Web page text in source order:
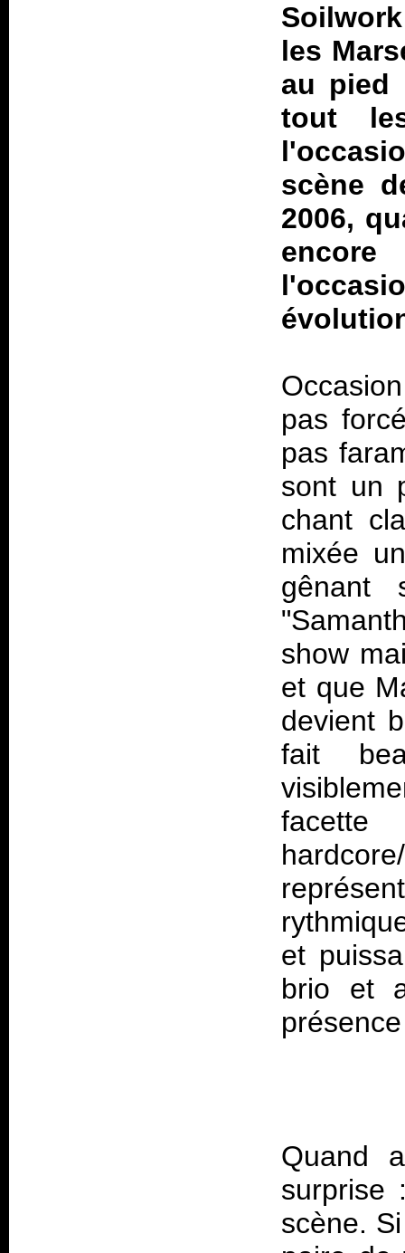
les
au pied
tout
scène
2006,
pas
pas
sont un
chant
mixée
gênant
show
et que
devient
fait
et
brio et
Quand
surprise
scène.